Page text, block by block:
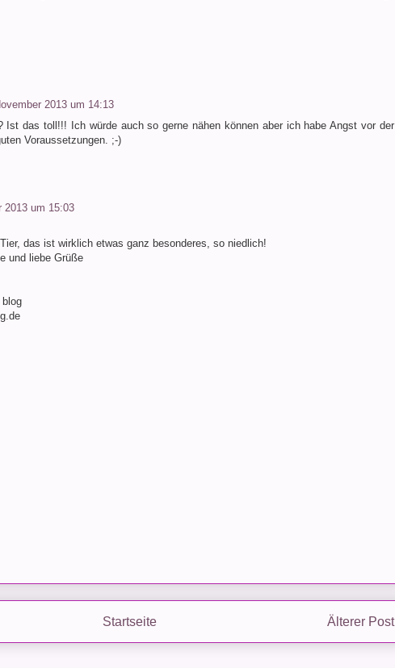
2013 um 14:13
Ist das toll!!! Ich würde auch so gerne nähen können aber ich habe Angst vor der
Voraussetzungen. ;-)
2013 um 15:03
das ist wirklich etwas ganz besonderes, so niedlich!
und liebe Grüße
Älterer Post
Startseite